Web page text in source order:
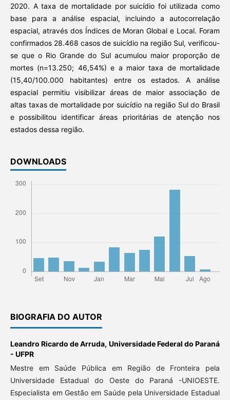
2020. A taxa de mortalidade por suicídio foi utilizada como
base para a análise espacial, incluindo a autocorrelação
espacial, através dos Índices de Moran Global e Local. Foram
confirmados 28.468 casos de suicídio na região Sul, verificou-
se que o Rio Grande do Sul acumulou maior proporção de
mortes (n=13.250; 46,54%) e a maior taxa de mortalidade
(15,40/100.000 habitantes) entre os estados. A análise
espacial permitiu visibilizar áreas de maior associação de
altas taxas de mortalidade por suicídio na região Sul do Brasil
e possibilitou identificar áreas prioritárias de atenção nos
estados dessa região.
DOWNLOADS
BIOGRAFIA DO AUTOR
Leandro Ricardo de Arruda, Universidade Federal do Paraná
- UFPR
Mestre em Saúde Pública em Região de Fronteira pela
Universidade Estadual do Oeste do Paraná -UNIOESTE.
Especialista em Gestão em Saúde pela Universidade Estadual